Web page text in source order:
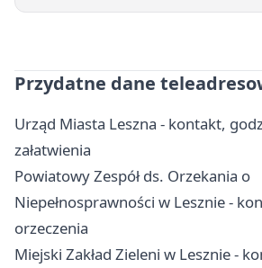
Przydatne dane
Urząd Miasta Leszna - kontakt,
załatwienia
Powiatowy Zespół ds. Orzekania o
Niepełnosprawności w Lesznie -
orzeczenia
Miejski Zakład Zieleni w Lesznie -